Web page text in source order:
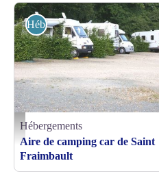
Aire-stationnement-St-Fraimbault - ©
Hébergements
Hébergements
Aire de camping car de Saint
Fraimbault